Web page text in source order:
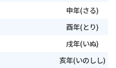
申年(さる)
酉年(とり)
戌年(いぬ)
亥年(いのしし)